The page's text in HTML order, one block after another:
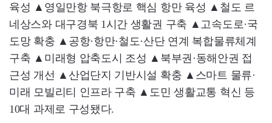
육성 ▲영일만항 북극항로 핵심 항만 육성 ▲철도 르
네상스와 대구경북 1시간 생활권 구축 ▲고속도로·국
도망 확충 ▲공항·항만·철도·산단 연계 복합물류체계
구축 ▲미래형 압축도시 조성 ▲북부권·동해안권 접
근성 개선 ▲산업단지 기반시설 확충 ▲스마트 물류·
미래 모빌리티 인프라 구축 ▲도민 생활교통 혁신 등
10대 과제로 구성됐다.